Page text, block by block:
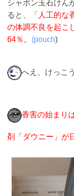
シャボン玉石けん
ると、
「人工的
の体調不良を起こ
64％。 (pouch)
へえ、けっこ
香害の始まり
剤「ダウニー」が